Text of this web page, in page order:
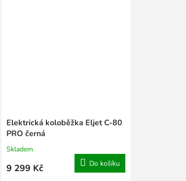
Elektrická koloběžka Eljet C-80
PRO černá
Skladem
9 299 Kč Do košíku